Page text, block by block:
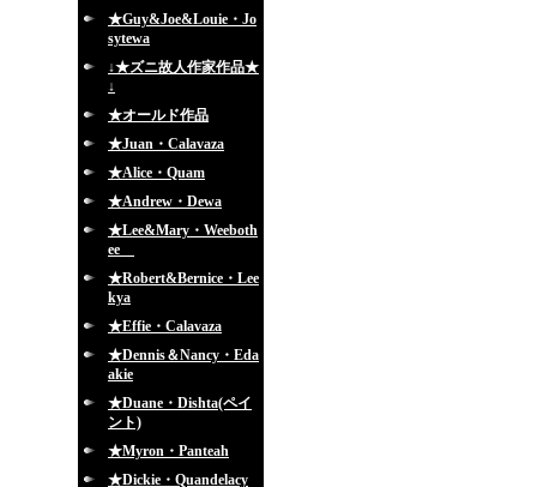
★Guy&Joe&Louie・Jo
sytewa
↓★ズニ故人作家作品★
↓
★オールド作品
★Juan・Calavaza
★Alice・Quam
★Andrew・Dewa
★Lee&Mary・Weeboth
ee
★Robert&Bernice・Lee
kya
★Effie・Calavaza
★Dennis＆Nancy・Eda
akie
★Duane・Dishta(ペイ
ント)
★Myron・Panteah
★Dickie・Quandelacy